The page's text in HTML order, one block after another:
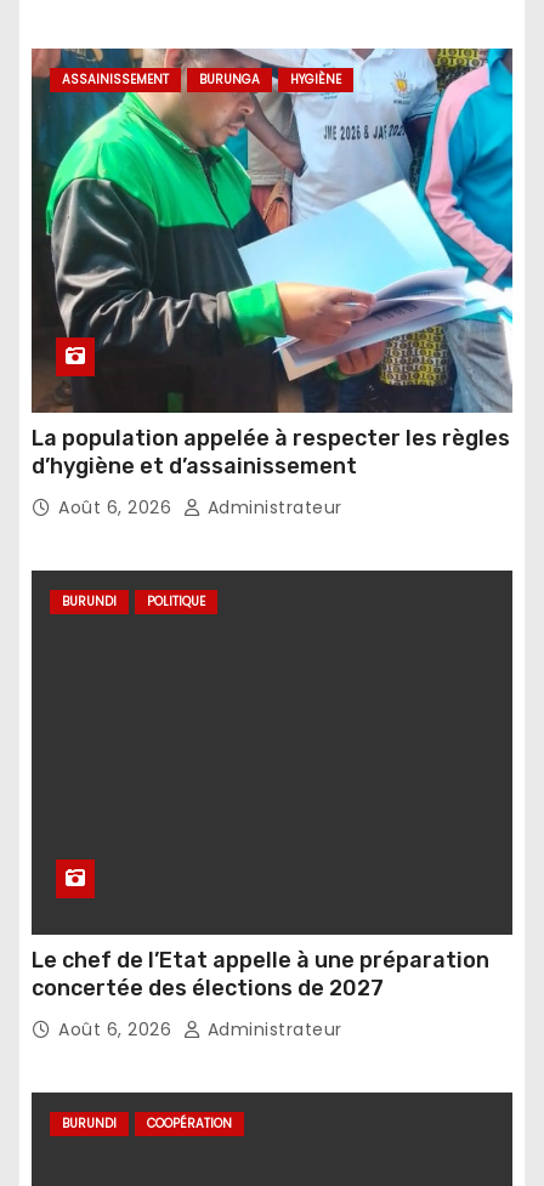
ASSAINISSEMENT BURUNGA HYGIÈNE
La population appelée à respecter les règles
d’hygiène et d’assainissement
Août 6, 2026 Administrateur
BURUNDI POLITIQUE
Le chef de l’Etat appelle à une préparation
concertée des élections de 2027
Août 6, 2026 Administrateur
BURUNDI COOPÉRATION